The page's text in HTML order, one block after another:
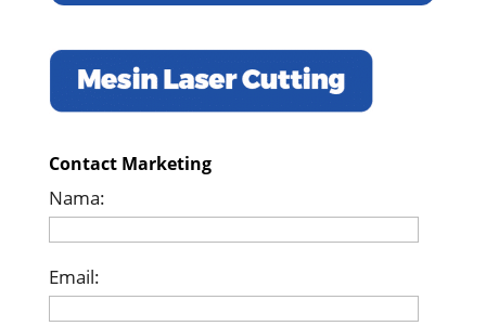
Contact Marketing
Nama:
Email: